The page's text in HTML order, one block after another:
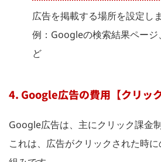
広告を掲載する場所を設定しま
例：Googleの検索結果ペー
ど
4. Google広告の費用【クリッ
Google広告は、主にクリック課金
これは、広告がクリックされた時